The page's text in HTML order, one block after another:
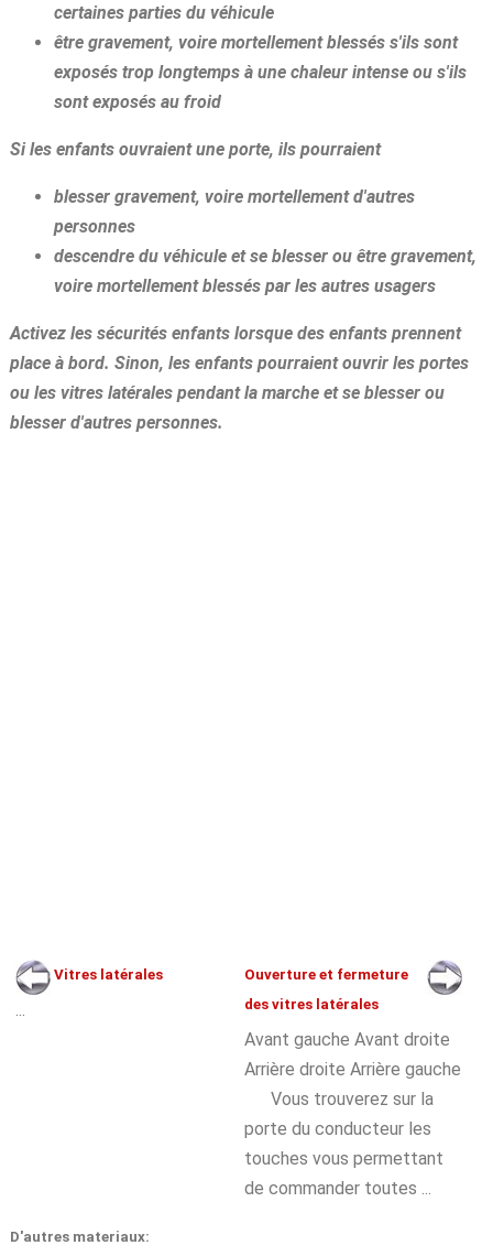
certaines parties du véhicule
être gravement, voire mortellement blessés s'ils sont
exposés trop longtemps à une chaleur intense ou s'ils
sont exposés au froid
Si les enfants ouvraient une porte, ils pourraient
blesser gravement, voire mortellement d'autres
personnes
descendre du véhicule et se blesser ou être gravement,
voire mortellement blessés par les autres usagers
Activez les sécurités enfants lorsque des enfants prennent
place à bord. Sinon, les enfants pourraient ouvrir les portes
ou les vitres latérales pendant la marche et se blesser ou
blesser d'autres personnes.
Vitres latérales
Ouverture et fermeture
des vitres latérales
Avant gauche Avant droite
Arrière droite Arrière gauche
Vous trouverez sur la
porte du conducteur les
touches vous permettant
de commander toutes ...
D'autres materiaux: